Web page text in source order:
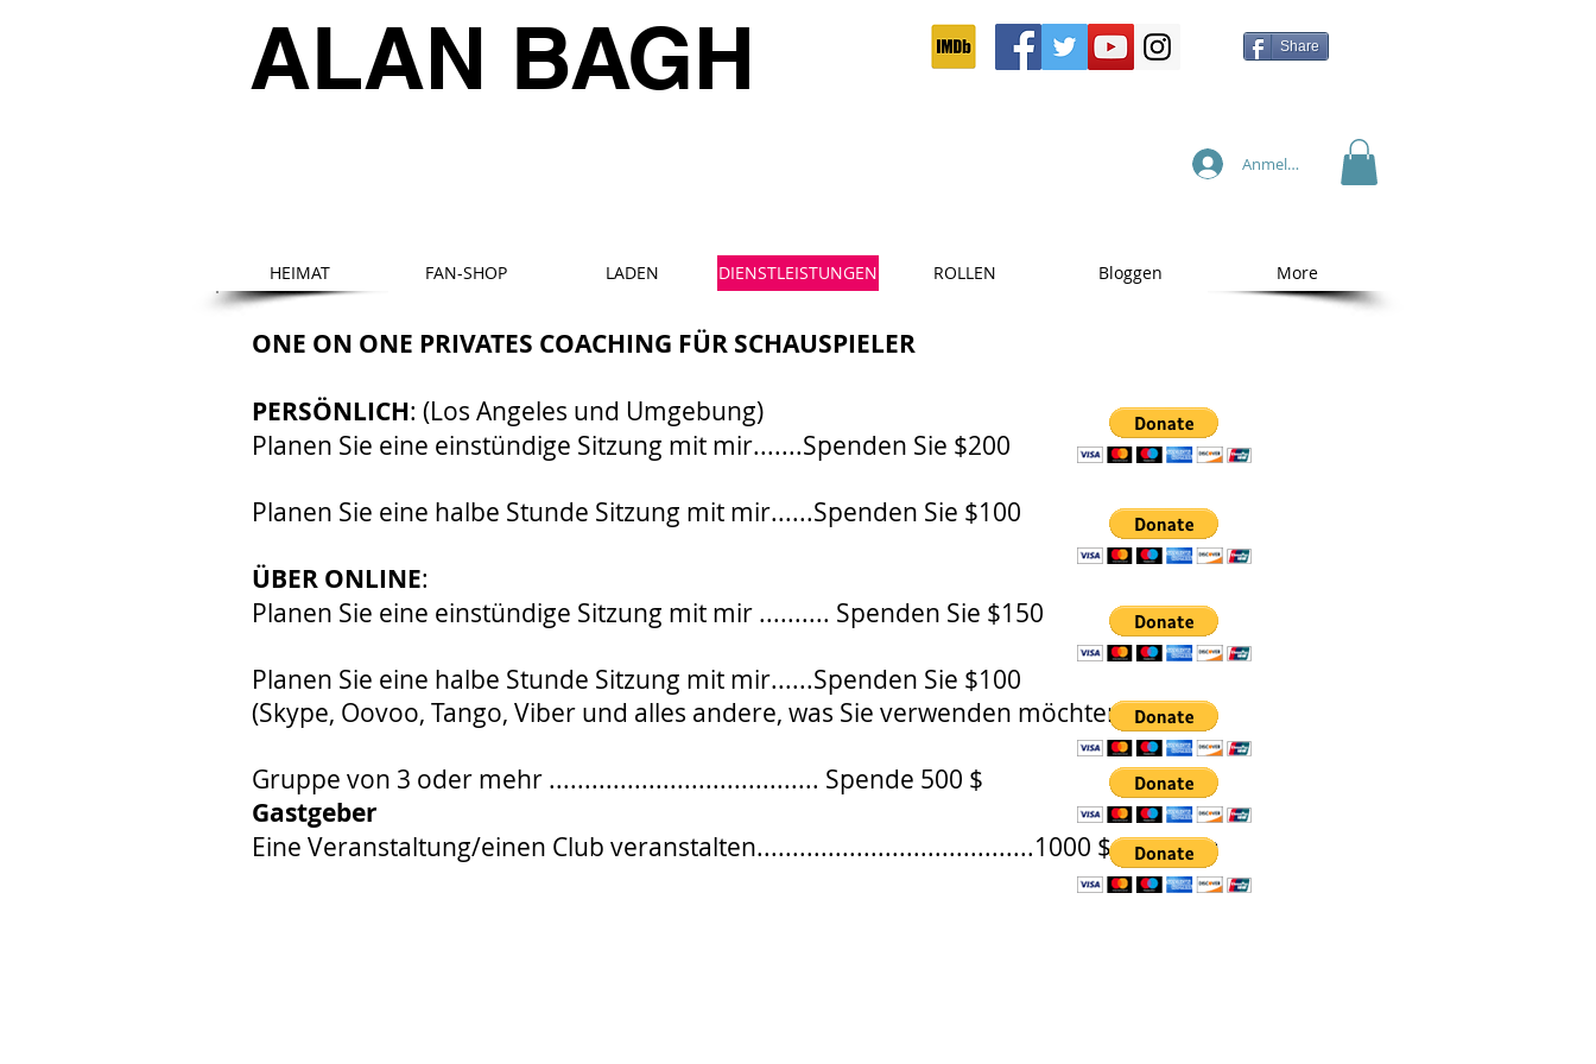
ALAN BAGH Share
Anmelden
HEIMAT FAN-SHOP LADEN DIENSTLEISTUNGEN ROLLEN Bloggen More
ONE ON ONE PRIVATES COACHING FÜR SCHAUSPIELER
PERSÖNLICH: (Los Angeles und Umgebung)
Planen Sie eine einstündige Sitzung mit mir.......Spenden Sie $200
Planen Sie eine halbe Stunde Sitzung mit mir......Spenden Sie $100
ÜBER ONLINE:
Planen Sie eine einstündige Sitzung mit mir .......... Spenden Sie $150
Planen Sie eine halbe Stunde Sitzung mit mir......Spenden Sie $100
(Skype, Oovoo, Tango, Viber und alles andere, was Sie verwenden möchten)
Gruppe von 3 oder mehr ...................................... Spende 500 $
Gastgeber
Eine Veranstaltung/einen Club veranstalten.......................................1000 $ spenden